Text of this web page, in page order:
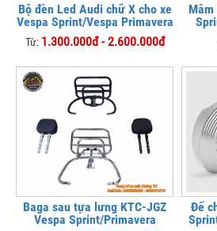
Bộ đèn Led Audi chữ X cho xe
Vespa Sprint/Vespa Primavera
Từ: 1.300.000đ - 2.600.000đ
Mâm
Baga sau tựa lưng KTC-JGZ
Vespa Sprint/Primavera
Đế